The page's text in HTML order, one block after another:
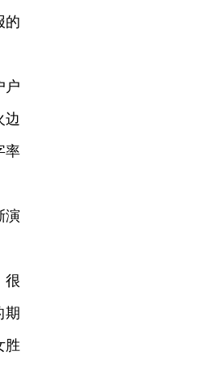
的
户
边
率
演
很
期
胜